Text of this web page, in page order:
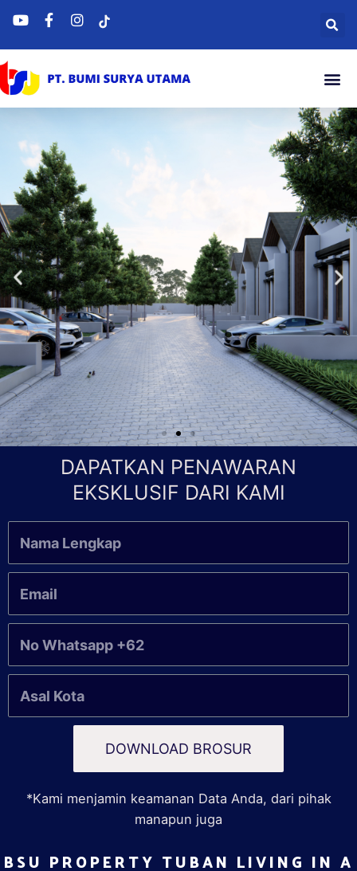
DAPATKAN PENAWARAN
EKSKLUSIF DARI KAMI
DOWNLOAD BROSUR
*Kami menjamin keamanan Data Anda, dari pihak
manapun juga
BSU PROPERTY TUBAN LIVING IN A